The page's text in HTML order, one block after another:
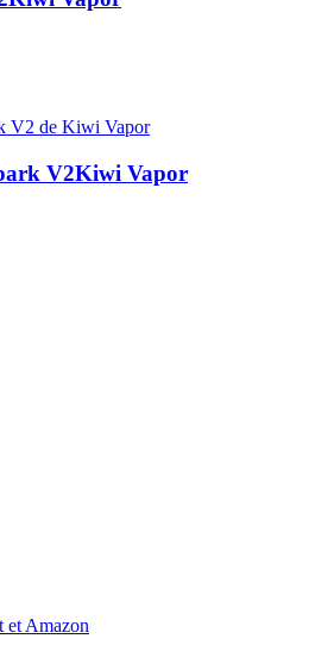
V2Kiwi Vapor